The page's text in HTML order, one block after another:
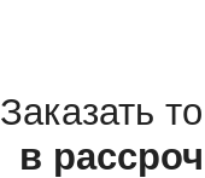
Заказать
в